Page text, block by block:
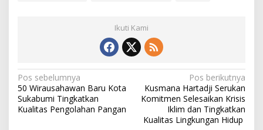
Ikuti Kami
N
a
v
Pos sebelumnya
50 Wirausahawan Baru Kota
Sukabumi Tingkatkan
Kualitas Pengolahan Pangan
Pos berikutnya
Kusmana Hartadji Serukan
Komitmen Selesaikan Krisis
Iklim dan Tingkatkan
Kualitas Lingkungan Hidup